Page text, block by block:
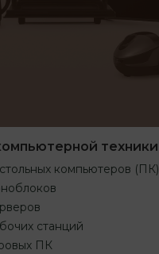
техники
компьютеров (ПК)
станций
ПК